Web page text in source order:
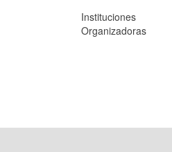
Instituciones
Organizadoras